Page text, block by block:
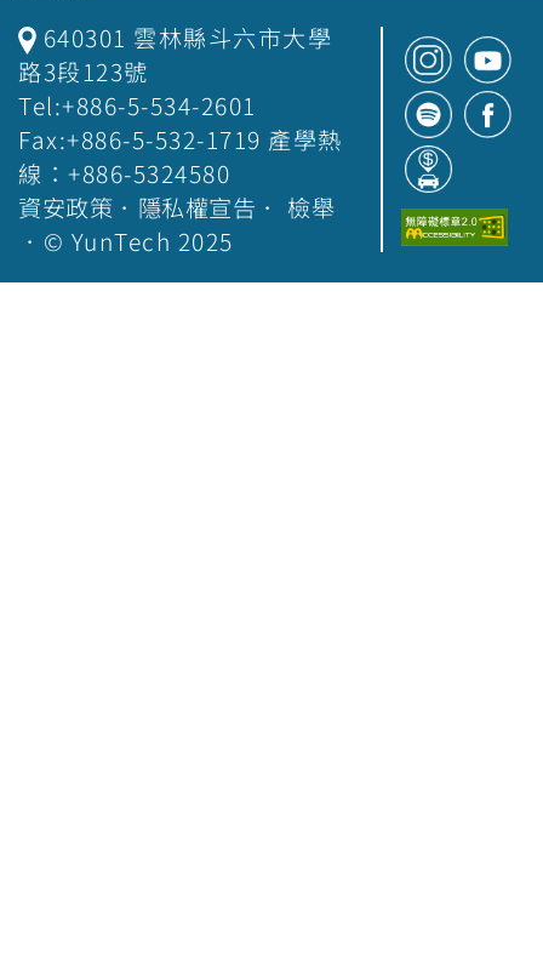
640301 雲林縣斗六市大學
路3段123號
Tel:+886-5-534-2601
Fax:+886-5-532-1719 產學熱
線：+886-5324580
資安政策 ． 隱私權宣告 ． 檢舉
．© YunTech 2025